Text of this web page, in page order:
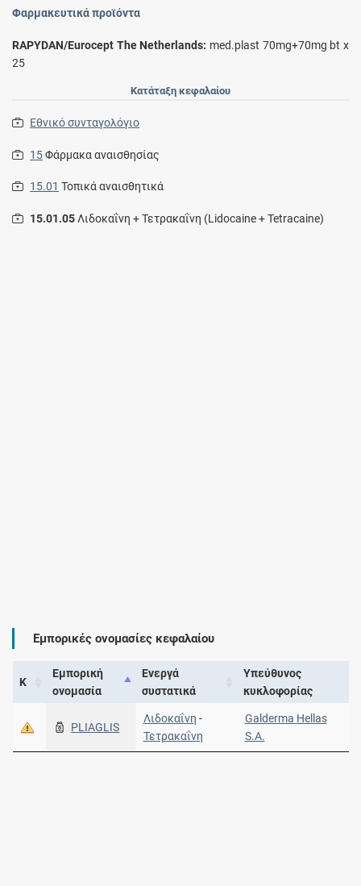
Φαρμακευτικά προϊόντα
RAPYDAN/Eurocept The Netherlands: med.plast 70mg+70mg bt x
25
Κατάταξη κεφαλαίου
Εθνικό συνταγολόγιο
15Φάρμακα αναισθησίας
15.01 Τοπικά αναισθητικά
15.01.05 Λιδοκαΐνη + Τετρακαΐνη (Lidocaine + Tetracaine)
Εμπορικές ονομασίες κεφαλαίου
Κ
Εμπορική
ονομασία
Ενεργά
συστατικά
Υπεύθυνος
κυκλοφορίας
PLIAGLIS
Λιδοκαΐνη -
Τετρακαΐνη
Galderma Hellas
S.A.